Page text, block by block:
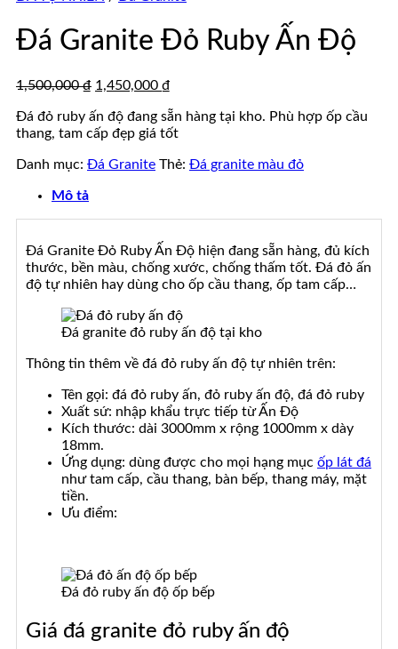
đẹp
Đá Granite Đỏ Ruby Ấn Độ
1,500,000₫ Giá
là:
1,500,000 ₫.
1,450,000 ₫
tại
là:
Đá đỏ ruby ấn độ đang sẵn hàng tại kho. Phù hợp ốp cầu
thang, tam cấp đẹp giá tốt
Danh mục: Đá Granite Thẻ: Đá granite màu đỏ
Mô tả
Đá Granite Đỏ Ruby Ấn Độ hiện đang sẵn hàng, đủ kích
thước, bền màu, chống xước, chống thấm tốt. Đá đỏ ấn
độ tự nhiên hay dùng cho ốp cầu thang, ốp tam cấp…
Đá granite đỏ ruby ấn độ tại kho
Thông tin thêm về đá đỏ ruby ấn độ tự nhiên trên:
Tên gọi: đá đỏ ruby ấn, đỏ ruby ấn độ, đá đỏ ruby
Xuất sứ: nhập khẩu trực tiếp từ Ấn Độ
Kích thước: dài 3000mm x rộng 1000mm x dày
18mm.
Ứng dụng: dùng được cho mọi hạng mục ốp lát đá
như tam cấp, cầu thang, bàn bếp, thang máy, mặt
tiền.
Ưu điểm:
Đá đỏ ruby ấn độ ốp bếp
Giá đá granite đỏ ruby ấn độ